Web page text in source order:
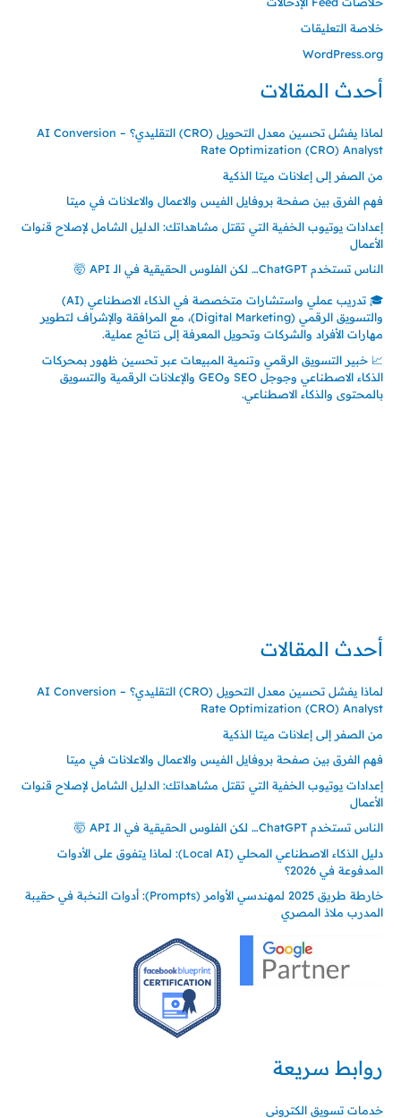
خلاصة التعليقات
WordPress.org
أحدث المقالات
لماذا يفشل تحسين معدل التحويل (CRO) التقليدي؟ – AI Conversion
Rate Optimization (CRO) Analyst
من الصفر إلى إعلانات ميتا الذكية
فهم الفرق بين صفحة بروفايل الفيس والاعمال والاعلانات في ميتا
إعدادات يوتيوب الخفية التي تقتل مشاهداتك: الدليل الشامل لإصلاح قنوات
الأعمال
الناس تستخدم ChatGPT… لكن الفلوس الحقيقية في الـ API 🤯
🎓 تدريب عملي واستشارات متخصصة في الذكاء الاصطناعي (AI)
والتسويق الرقمي (Digital Marketing)، مع المرافقة والإشراف لتطوير
مهارات الأفراد والشركات وتحويل المعرفة إلى نتائج عملية.
📈 خبير التسويق الرقمي وتنمية المبيعات عبر تحسين ظهور بمحركات
الذكاء الاصطناعي وجوجل SEO وGEO والإعلانات الرقمية والتسويق
بالمحتوى والذكاء الاصطناعي.
أحدث المقالات
لماذا يفشل تحسين معدل التحويل (CRO) التقليدي؟ – AI Conversion
Rate Optimization (CRO) Analyst
من الصفر إلى إعلانات ميتا الذكية
فهم الفرق بين صفحة بروفايل الفيس والاعمال والاعلانات في ميتا
إعدادات يوتيوب الخفية التي تقتل مشاهداتك: الدليل الشامل لإصلاح قنوات
الأعمال
الناس تستخدم ChatGPT… لكن الفلوس الحقيقية في الـ API 🤯
دليل الذكاء الاصطناعي المحلي (Local AI): لماذا يتفوق على الأدوات
المدفوعة في 2026؟
خارطة طريق 2025 لمهندسي الأوامر (Prompts): أدوات النخبة في حقيبة
المدرب ملاذ المصري
روابط سريعة
خدمات تسويق الكتروني